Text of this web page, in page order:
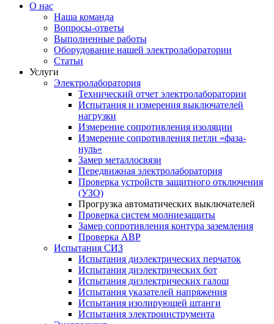
О нас
Наша команда
Вопросы-ответы
Выполненные работы
Оборудование нашей электролаборатории
Статьи
Услуги
Электролаборатория
Технический отчет электролаборатории
Испытания и измерения выключателей
нагрузки
Измерение сопротивления изоляции
Измерение сопротивления петли «фаза-
нуль»
Замер металлосвязи
Передвижная электролаборатория
Проверка устройств защитного отключения
(УЗО)
Прогрузка автоматических выключателей
Проверка систем молниезащиты
Замер сопротивления контура заземления
Проверка АВР
Испытания СИЗ
Испытания диэлектрических перчаток
Испытания диэлектрических бот
Испытания диэлектрических галош
Испытания указателей напряжения
Испытания изолирующей штанги
Испытания электроинструмента